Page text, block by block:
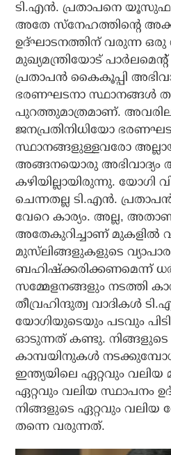
ടി.എന്‍. പ്രതാപനെ
അതേ സ്‌നേഹത്തിന്റെ
ഉദ്ഘാടനത്തിന് വരുന്ന ഒരു
മുഖ്യമന്ത്രിയോട്
പ്രതാപന്‍ കൈകൂപ്പി
ഭരണഘടനാ സ്ഥാനങ്ങള്‍
പുറത്തുമാത്രമാണ്.
ജനപ്രതിനിധിയോ
സ്ഥാനങ്ങളുള്ളവരോ
അങ്ങനയൊരു അഭിവാദ്യം
കഴിയില്ലായിരുന്നു. യോഗി
ചെന്നതല്ല ടി.എന്‍.
വേറെ കാര്യം. അല്ല, അതാണ്
അതേകുറിച്ചാണ് മുകളില്‍
മുസ്‌ലിങ്ങളുകളുടെ
ബഹിഷ്‌ക്കരിക്കണമെന്ന്
സമ്മേളനങ്ങളും നടത്തി
തീവ്രഹിന്ദുത്വ വാദികള്‍
യോഗിയുടെയും പടവും
ഓടുന്നത് കണ്ടു. നിങ്ങളുടെ
കാമ്പയിനുകള്‍
ഇന്ത്യയിലെ ഏറ്റവും വലിയ
ഏറ്റവും വലിയ സ്ഥാപനം
നിങ്ങളുടെ ഏറ്റവും വലിയ
തന്നെ വരുന്നത്.